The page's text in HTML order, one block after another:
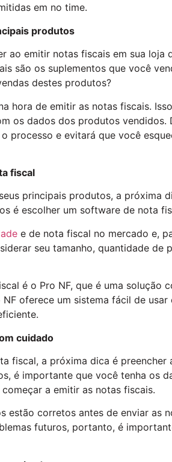
em no time.
produtos
ao emitir notas fiscais em sua loja
são os suplementos que você
destes produtos?
hora de emitir as notas fiscais.
os dados dos produtos vendidos.
processo e evitará que você
fiscal
principais produtos, a próxima
é escolher um software de nota
e de nota fiscal no mercado e,
seu tamanho, quantidade de
é o Pro NF, que é uma solução
oferece um sistema fácil de usar
cuidado
fiscal, a próxima dica é preencher
é importante que você tenha os
a emitir as notas fiscais.
estão corretos antes de enviar as
futuros, portanto, é